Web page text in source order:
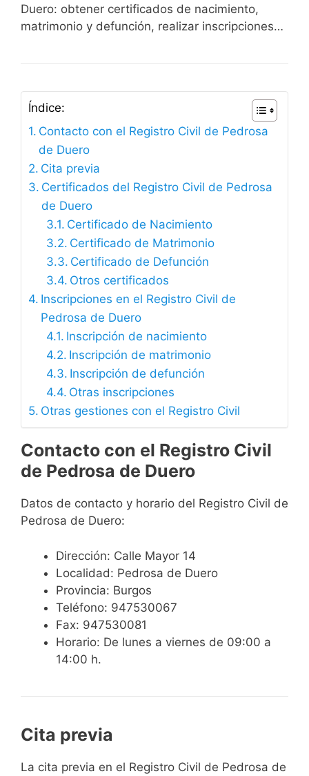
Duero: obtener certificados de nacimiento,
matrimonio y defunción, realizar inscripciones…
Índice:
Contacto con el Registro Civil de Pedrosa
de Duero
Cita previa
Certificados del Registro Civil de Pedrosa
de Duero
Certificado de Nacimiento
Certificado de Matrimonio
Certificado de Defunción
Otros certificados
Inscripciones en el Registro Civil de
Pedrosa de Duero
Inscripción de nacimiento
Inscripción de matrimonio
Inscripción de defunción
Otras inscripciones
Otras gestiones con el Registro Civil
Contacto con el Registro Civil
de Pedrosa de Duero
Datos de contacto y horario del Registro Civil de
Pedrosa de Duero:
Dirección: Calle Mayor 14
Localidad: Pedrosa de Duero
Provincia: Burgos
Teléfono: 947530067
Fax: 947530081
Horario: De lunes a viernes de 09:00 a
14:00 h.
Cita previa
​​​​​​​​​​​​​​​​​​​​​​​​​​​​La cita previa en el Registro Civil de Pedrosa de